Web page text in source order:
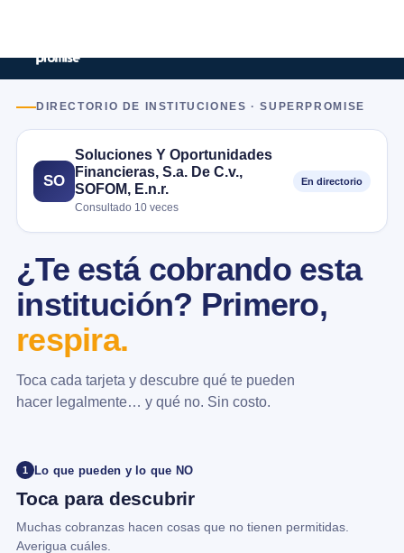
DIRECTORIO DE INSTITUCIONES · SUPERPROMISE
SO
Soluciones Y Oportunidades
Financieras, S.a. De C.v.,
SOFOM, E.n.r.
Consultado 10 veces
En directorio
¿Te está cobrando esta
institución? Primero,
respira.
Toca cada tarjeta y descubre qué te pueden
hacer legalmente… y qué no. Sin costo.
1 Lo que pueden y lo que NO
Toca para descubrir
Muchas cobranzas hacen cosas que no tienen permitidas.
Averigua cuáles.